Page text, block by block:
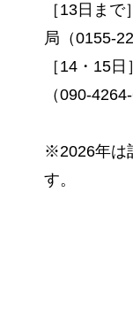
［13日ま
局（0155-
［14・15
（090-
※2026年は
す。